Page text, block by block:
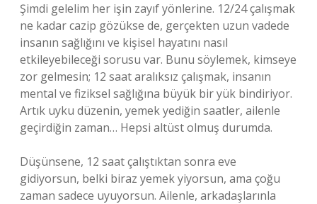
Şimdi gelelim her işin zayıf yönlerine. 12/24 çalışmak
ne kadar cazip gözükse de, gerçekten uzun vadede
insanın sağlığını ve kişisel hayatını nasıl
etkileyebileceği sorusu var. Bunu söylemek, kimseye
zor gelmesin; 12 saat aralıksız çalışmak, insanın
mental ve fiziksel sağlığına büyük bir yük bindiriyor.
Artık uyku düzenin, yemek yediğin saatler, ailenle
geçirdiğin zaman… Hepsi altüst olmuş durumda.
Düşünsene, 12 saat çalıştıktan sonra eve
gidiyorsun, belki biraz yemek yiyorsun, ama çoğu
zaman sadece uyuyorsun. Ailenle, arkadaşlarınla